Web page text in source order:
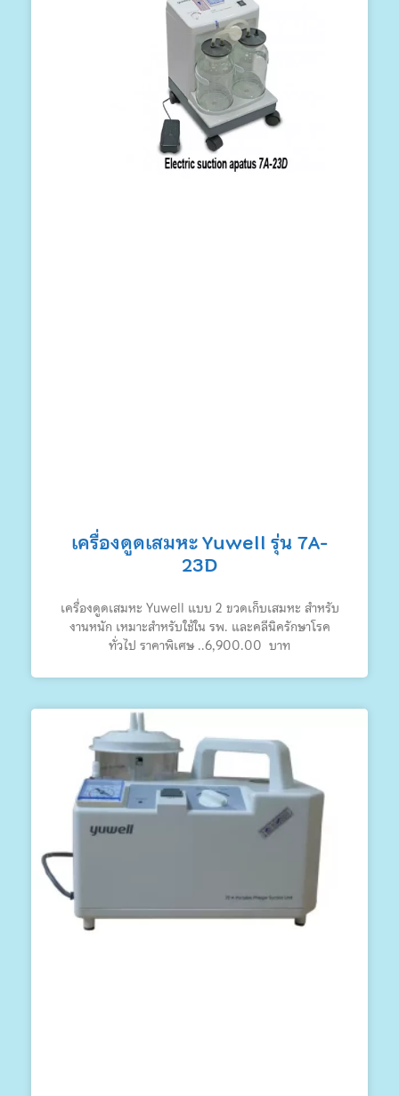
เครื่องดูดเสมหะ Yuwell รุ่น 7A-
23D
เครื่องดูดเสมหะ Yuwell แบบ 2 ขวดเก็บเสมหะ สำหรับ
งานหนัก เหมาะสำหรับใช้ใน รพ. และคลีนิครักษาโรค
ทั่วไป ราคาพิเศษ ..6,900.00 บาท